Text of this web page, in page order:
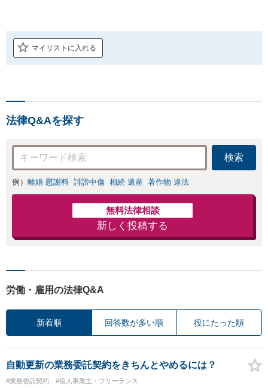
マイリストに入れる
法律Q&Aを探す
検索
例） 離婚 慰謝料 誹謗中傷 相続 遺産 著作物 違法
無料法律相談
新しく投稿する
労働・雇用の法律Q&A
新着順 回答数が多い順 役にたった順
自動更新の業務委託契約をきちんとやめるには？
#業務委託契約 #個人事業主・フリーランス